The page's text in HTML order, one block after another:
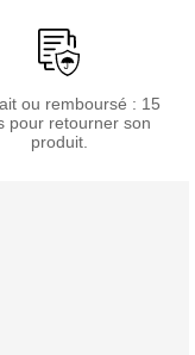
ou remboursé : 15
pour retourner son
produit.